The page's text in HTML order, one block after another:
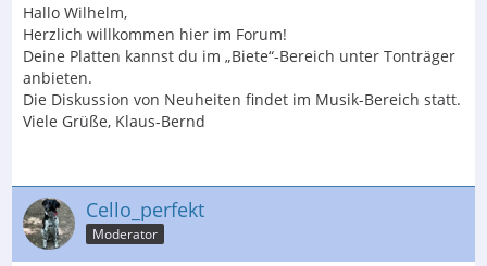
Hallo Wilhelm,
Herzlich willkommen hier im Forum!
Deine Platten kannst du im „Biete“-Bereich unter Tonträger
anbieten.
Die Diskussion von Neuheiten findet im Musik-Bereich statt.
Viele Grüße, Klaus-Bernd
Cello_perfekt
Moderator